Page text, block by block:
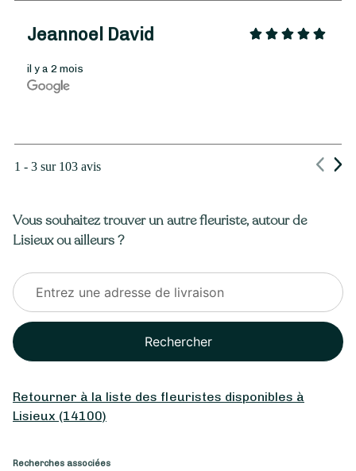
Jeannoel David
il y a 2 mois
1 - 3 sur 103 avis
Vous souhaitez trouver un autre fleuriste, autour de
Lisieux ou ailleurs ?
Rechercher
Retourner à la liste des fleuristes disponibles à
Lisieux (14100)
Recherches associées